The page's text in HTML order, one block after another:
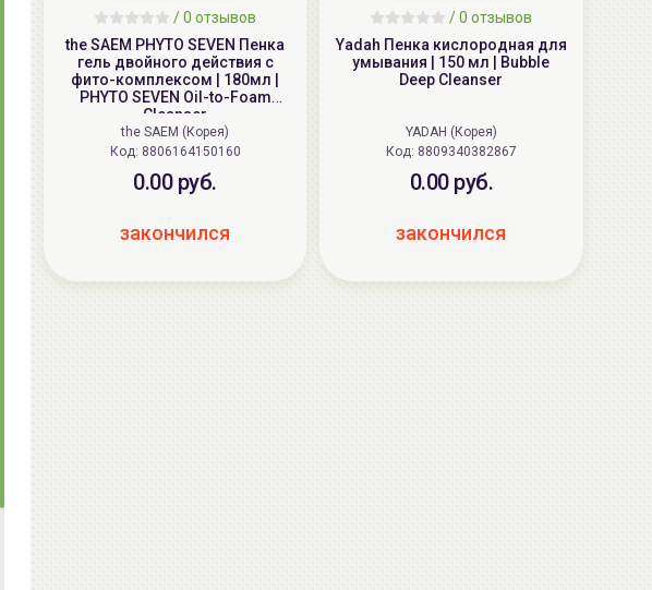
/0 отзывов
the SAEM PHYTO SEVEN Пенка
гель двойного действия с
фито-комплексом | 180мл |
PHYTO SEVEN Oil-to-Foam
Cleanser
the SAEM (Корея)
Код: 8806164150160
0.00 руб.
закончился
/0 отзывов
Yadah Пенка кислородная для
умывания | 150 мл | Bubble
Deep Cleanser
YADAH (Корея)
Код: 8809340382867
0.00 руб.
закончился